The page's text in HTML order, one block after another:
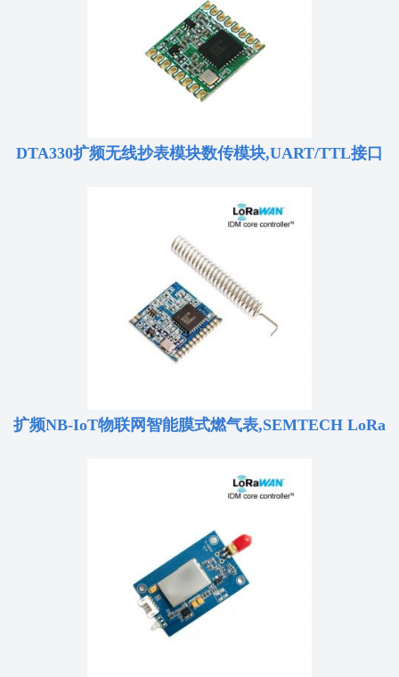
DTA330扩频无线抄表模块数传模块,UART/TTL接口
扩频NB-IoT物联网智能膜式燃气表,SEMTECH LoRa